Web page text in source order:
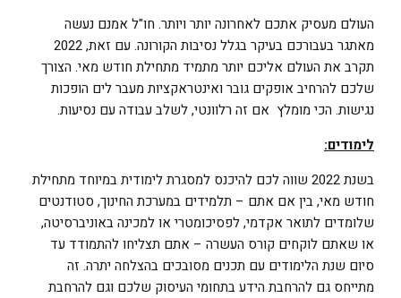
העולם מעסיק אתכם לאחרונה יותר ויותר. חו"ל אמנם נעשה
מאתגר בעבורכם בעיקר בגלל נסיבות הקורונה. עם זאת, 2022
תקרב את העולם אליכם יותר מתמיד מתחילת חודש מאי. הצורך
שלכם להרחיב אופקים גובר ואינטראקציות מעבר לים הופכות
נגישות. הכי מומלץ אם זה רלוונטי, לשלב עבודה עם נסיעות.
לימודים:
בשנת 2022 שווה לכם להיכנס למסגרת לימודית במיוחד מתחילת
חודש מאי, בין אם אתם – תלמידים במערכת החינוך, סטודנטים
שלומדים לתואר אקדמי, לפסיכומטרי או למכינה באוניברסיטה,
או שאתם לוקחים קורס העשרה – אתם תצליחו להתמודד עד
סיום שנת הלימודים עם תכנים מסובכים בהצלחה יתרה. זה
מתייחס גם להרחבת הידע בתחומי העיסוק שלכם וגם להרחבת